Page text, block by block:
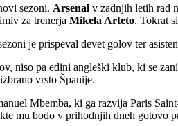
sezoni. Arsenal v zadnjih letih rad
za trenerja Mikela Arteto. Tokrat
je prispeval devet golov ter
niso pa edini angleški klub, ki se
vrsto Španije.
Mbemba, ki ga razvija Paris
mu bodo v prihodnjih dneh gotovo